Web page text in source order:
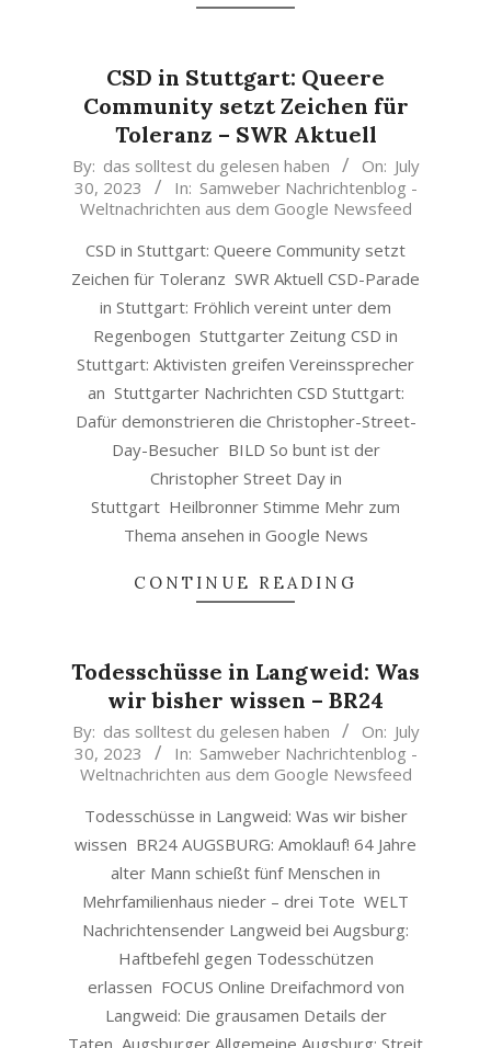
CSD in Stuttgart: Queere
Community setzt Zeichen für
Toleranz – SWR Aktuell
2023-
07-
30
By: das solltest du gelesen haben On: July
30, 2023
In: Samweber Nachrichtenblog -
Weltnachrichten aus dem Google Newsfeed
CSD in Stuttgart: Queere Community setzt
Zeichen für Toleranz SWR Aktuell CSD-Parade
in Stuttgart: Fröhlich vereint unter dem
Regenbogen Stuttgarter Zeitung CSD in
Stuttgart: Aktivisten greifen Vereinssprecher
an Stuttgarter Nachrichten CSD Stuttgart:
Dafür demonstrieren die Christopher-Street-
Day-Besucher BILD So bunt ist der
Christopher Street Day in
Stuttgart Heilbronner Stimme Mehr zum
Thema ansehen in Google News
CONTINUE READING
Todesschüsse in Langweid: Was
wir bisher wissen – BR24
2023-
07-
30
By: das solltest du gelesen haben On: July
30, 2023
In: Samweber Nachrichtenblog -
Weltnachrichten aus dem Google Newsfeed
Todesschüsse in Langweid: Was wir bisher
wissen BR24 AUGSBURG: Amoklauf! 64 Jahre
alter Mann schießt fünf Menschen in
Mehrfamilienhaus nieder – drei Tote WELT
Nachrichtensender Langweid bei Augsburg:
Haftbefehl gegen Todesschützen
erlassen FOCUS Online Dreifachmord von
Langweid: Die grausamen Details der
Taten Augsburger Allgemeine Augsburg: Streit